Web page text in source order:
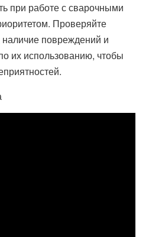
при работе с сварочными
Проверяйте
повреждений и
их использованию, чтобы